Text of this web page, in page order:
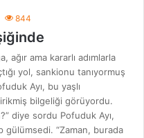
844
ağır ama kararlı adımlarla
yol, sankionu tanıyormuş
Ayı, bu yaşlı
bilgeliği görüyordu.
diye sordu Pofuduk Ayı,
gülümsedi. “Zaman, burada